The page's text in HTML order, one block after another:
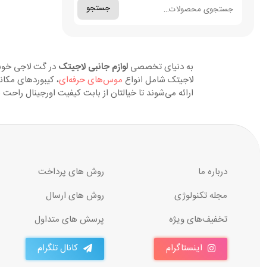
جستجو
به دنیای تخصصی لوازم جانبی لاجیتک در گت لاجی
لاجیتک شامل انواع موس‌های حرفه‌ای، کیبوردهای
ارائه می‌شوند تا خیالتان از بابت کیفیت اورجینال
درباره ما
مجله تکنولوژی
تخفیف‌های ویژه
اینستاگرام
روش های پرداخت
روش های ارسال
پرسش های متداول
کانال تلگرام